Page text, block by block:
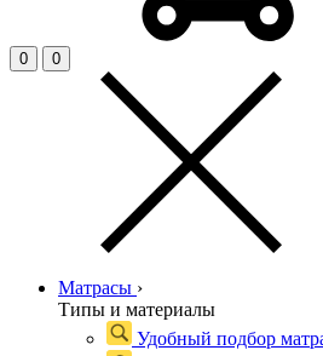
0 0
Матрасы ›
Типы и материалы
Удобный подбор